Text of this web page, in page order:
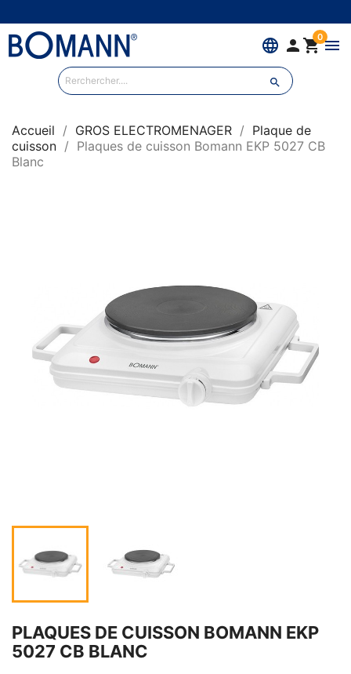
language  0menu

Accueil GROS ELECTROMENAGER
Plaque de
cuisson
Plaques de cuisson Bomann EKP 5027 CB
Blanc
PLAQUES DE CUISSON BOMANN EKP
5027 CB BLANC